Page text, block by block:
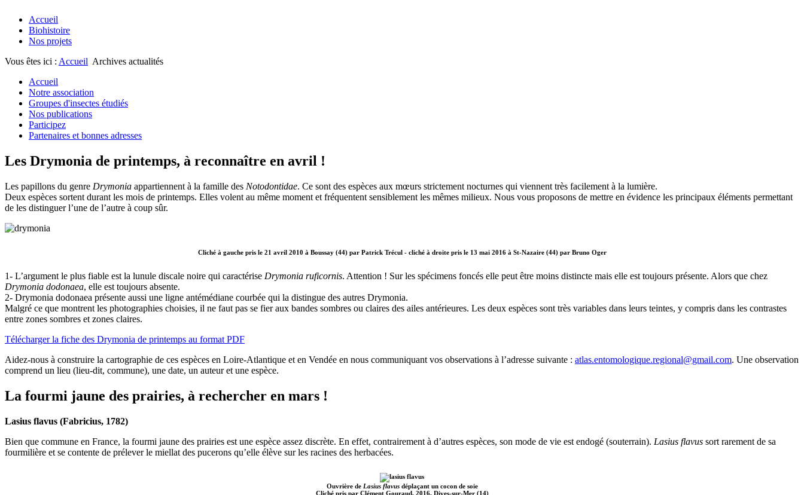
Accueil
Biohistoire
Nos projets
Vous êtes ici : Accueil Archives actualités
Accueil
Notre association
Groupes d'insectes étudiés
Nos publications
Participez
Partenaires et bonnes adresses
Les Drymonia de printemps, à reconnaître en avril !
Les papillons du genre Drymonia appartiennent à la famille des Notodontidae. Ce sont des espèces aux mœurs strictement nocturnes qui viennent très facilement à la lumière.
Deux espèces sortent durant les mois de printemps. Elles volent au même moment et fréquentent sensiblement les mêmes milieux. Nous vous proposons de mettre en évidence les principaux éléments permettant
de les distinguer l’une de l’autre à coup sûr.
Cliché à gauche pris le 21 avril 2010 à Boussay (44) par Patrick Trécul - cliché à droite pris le 13 mai 2016 à St-Nazaire (44) par Bruno Oger
1- L’argument le plus fiable est la lunule discale noire qui caractérise Drymonia ruficornis. Attention ! Sur les spécimens foncés elle peut être moins distincte mais elle est toujours présente. Alors que chez
Drymonia dodonaea, elle est toujours absente.
2- Drymonia dodonaea présente aussi une ligne antémédiane courbée qui la distingue des autres Drymonia.
Malgré ce que montrent les photographies choisies, il ne faut pas se fier aux bandes sombres ou claires des ailes antérieures. Les deux espèces sont très variables dans leurs teintes, y compris dans les contrastes
entre zones sombres et zones claires.
Télécharger la fiche des Drymonia de printemps au format PDF
Aidez-nous à construire la cartographie de ces espèces en Loire-Atlantique et en Vendée en nous communiquant vos observations à l’adresse suivante : atlas.entomologique.regional@gmail.com. Une observation
comprend un lieu (lieu-dit, commune), une date, un auteur et une espèce.
La fourmi jaune des prairies, à rechercher en mars !
Lasius flavus (Fabricius, 1782)
Bien que commune en France, la fourmi jaune des prairies est une espèce assez discrète. En effet, contrairement à d’autres espèces, son mode de vie est endogé (souterrain). Lasius flavus sort rarement de sa
fourmilière et se contente de prélever le miellat des pucerons qu’elle élève sur les racines des herbacées.
Ouvrière de Lasius flavusdéplaçant un cocon de soie
Cliché pris par Clément Gouraud, 2016, Dives-sur-Mer (14)